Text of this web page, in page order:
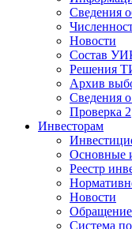
Сведения
Новости
Состав
Решения
Архив
Сведения
Проверка 2
Инвесторам
Основные
Реестр
Новости
Система